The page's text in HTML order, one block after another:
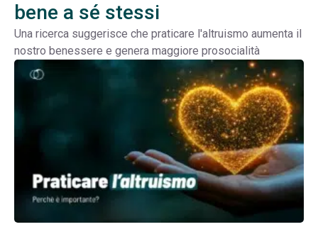
bene a sé stessi
Una ricerca suggerisce che praticare l'altruismo aumenta il
nostro benessere e genera maggiore prosocialità